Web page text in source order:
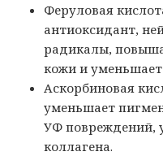
Феруловая
антиоксидант,
радикалы,
кожи и
Аскорбиновая
уменьшает
УФ повреждений,
коллагена.